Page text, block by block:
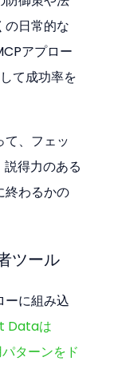
の日常的な
アプロー
て成功率を
、フェッ
得力のある
終わるかの
ツール
ーに組み込
Dataは
ターンをド